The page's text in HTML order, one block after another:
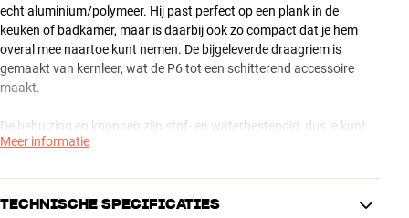
echt aluminium/polymeer. Hij past perfect op een plank in de
keuken of badkamer, maar is daarbij ook zo compact dat je hem
overal mee naartoe kunt nemen. De bijgeleverde draagriem is
gemaakt van kernleer, wat de P6 tot een schitterend accessoire
maakt.
De behuizing en knoppen zijn stof- en waterbestendig, dus je kunt
de P6 ook gewoon mee naar buiten nemen. Nog een mooi detail is
geeft tot je favoriete smartfuncties. Met de Beoplay-app kun je zelf
bepalen wat deze knop precies doet. Je kunt hem bijvoorbeeld
Meer informatie
TECHNISCHE SPECIFICATIES